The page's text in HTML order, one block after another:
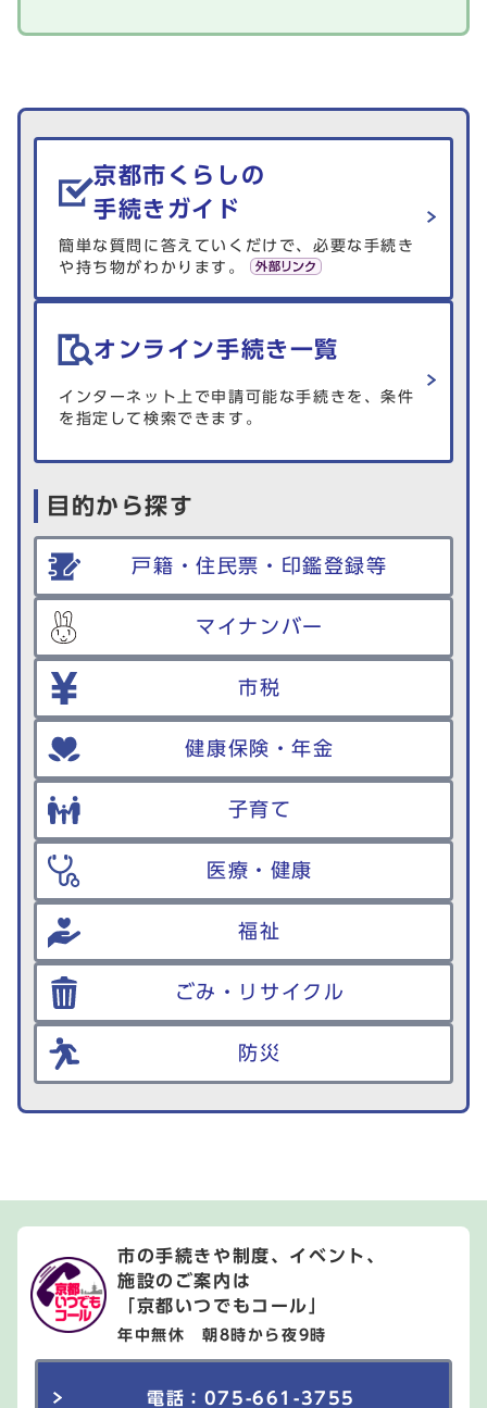
生活情報を探す
京都市くらしの
手続きガイド
簡単な質問に答えていくだけで、必要な手続き
や持ち物がわかります。
オンライン手続き一覧
インターネット上で申請可能な手続きを、条件
を指定して検索できます。
目的から探す
戸籍・住民票・印鑑登録等
マイナンバー
市税
健康保険・年金
子育て
医療・健康
福祉
ごみ・リサイクル
防災
市の手続きや制度、イベント、
施設のご案内は
「京都いつでもコール」
年中無休 朝8時から夜9時
電話：075-661-3755